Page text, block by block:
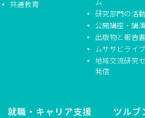
共通教育
研究部門の活
公開講座・講
出版物と報告
ムササビライ
地域交流研究
発信
就職・キャリア支援
ツルブ